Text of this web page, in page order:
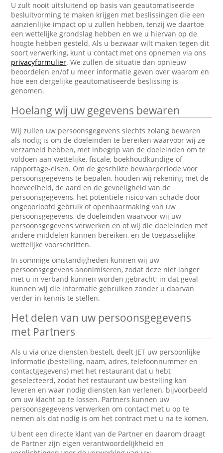
U zult nooit uitsluitend op basis van geautomatiseerde
besluitvorming te maken krijgen met beslissingen die een
aanzienlijke impact op u zullen hebben, tenzij we daartoe
een wettelijke grondslag hebben en we u hiervan op de
hoogte hebben gesteld. Als u bezwaar wilt maken tegen dit
soort verwerking, kunt u contact met ons opnemen via ons
privacyformulier. We zullen de situatie dan opnieuw
beoordelen en/of u meer informatie geven over waarom en
hoe een dergelijke geautomatiseerde beslissing is
genomen.
Hoelang wij uw gegevens bewaren
Wij zullen uw persoonsgegevens slechts zolang bewaren
als nodig is om de doeleinden te bereiken waarvoor wij ze
verzameld hebben, met inbegrip van de doeleinden om te
voldoen aan wettelijke, fiscale, boekhoudkundige of
rapportage-eisen. Om de geschikte bewaarperiode voor
persoonsgegevens te bepalen, houden wij rekening met de
hoeveelheid, de aard en de gevoeligheid van de
persoonsgegevens, het potentiële risico van schade door
ongeoorloofd gebruik of openbaarmaking van uw
persoonsgegevens, de doeleinden waarvoor wij uw
persoonsgegevens verwerken en of wij die doeleinden met
andere middelen kunnen bereiken, en de toepasselijke
wettelijke voorschriften.
In sommige omstandigheden kunnen wij uw
persoonsgegevens anonimiseren, zodat deze niet langer
met u in verband kunnen worden gebracht; in dat geval
kunnen wij die informatie gebruiken zonder u daarvan
verder in kennis te stellen.
Het delen van uw persoonsgegevens
met Partners
Als u via onze diensten bestelt, deelt JET uw persoonlijke
informatie (bestelling, naam, adres, telefoonnummer en
contactgegevens) met het restaurant dat u hebt
geselecteerd, zodat het restaurant uw bestelling kan
leveren en waar nodig diensten kan verlenen, bijvoorbeeld
om uw klacht op te lossen. Partners kunnen uw
persoonsgegevens verwerken om contact met u op te
nemen als dat nodig is om het contract met u na te komen.
U bent een directe klant van de Partner en daarom draagt
de Partner zijn eigen verantwoordelijkheid en